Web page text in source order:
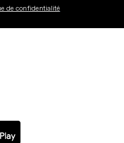
de confidentialité